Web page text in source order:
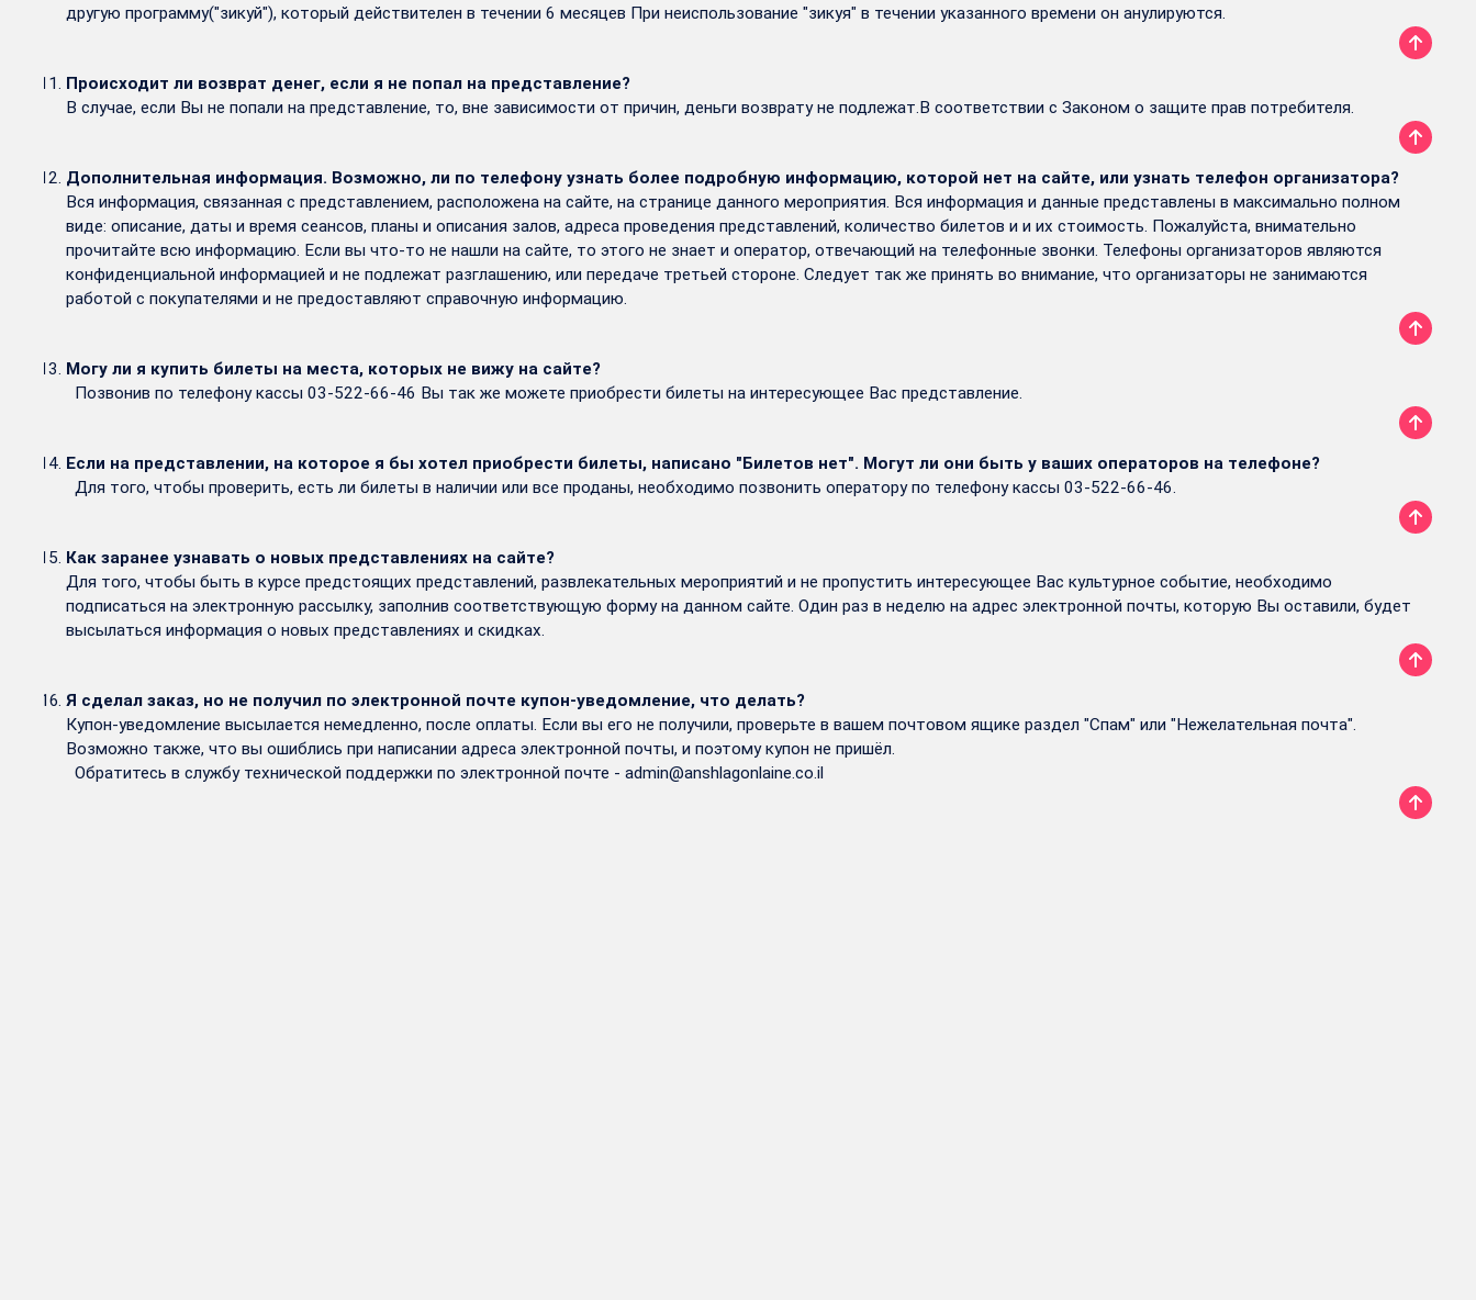
другую программу("зикуй"), который действителен в течении 6 месяцев При неиспользование "зикуя" в течении указанного времени он анулируются.
Происходит ли возврат денег, если я не попал на представление?
В случае, если Вы не попали на представление, то, вне зависимости от причин, деньги возврату не подлежат.В соответствии с Законом о защите прав потребителя.
Дополнительная информация. Возможно, ли по телефону узнать более подробную информацию, которой нет на сайте, или узнать телефон организатора?
Вся информация, связанная с представлением, расположена на сайте, на странице данного мероприятия. Вся информация и данные представлены в максимально полном
виде: описание, даты и время сеансов, планы и описания залов, адреса проведения представлений, количество билетов и и их стоимость. Пожалуйста, внимательно
прочитайте всю информацию. Если вы что-то не нашли на сайте, то этого не знает и оператор, отвечающий на телефонные звонки. Телефоны организаторов являются
конфиденциальной информацией и не подлежат разглашению, или передаче третьей стороне. Следует так же принять во внимание, что организаторы не занимаются
работой с покупателями и не предоставляют справочную информацию.
Могу ли я купить билеты на места, которых не вижу на сайте?
Позвонив по телефону кассы 03-522-66-46 Вы так же можете приобрести билеты на интересующее Вас представление.
Если на представлении, на которое я бы хотел приобрести билеты, написано "Билетов нет". Могут ли они быть у ваших операторов на телефоне?
Для того, чтобы проверить, есть ли билеты в наличии или все проданы, необходимо позвонить оператору по телефону кассы 03-522-66-46.
Как заранее узнавать о новых представлениях на сайте?
Для того, чтобы быть в курсе предстоящих представлений, развлекательных мероприятий и не пропустить интересующее Вас культурное событие, необходимо
подписаться на электронную рассылку, заполнив соответствующую форму на данном сайте. Один раз в неделю на адрес электронной почты, которую Вы оставили, будет
высылаться информация о новых представлениях и скидках.
Я сделал заказ, но не получил по электронной почте купон-уведомление, что делать?
Купон-уведомление высылается немедленно, после оплаты. Если вы его не получили, проверьте в вашем почтовом ящике раздел "Спам" или "Нежелательная почта".
Возможно также, что вы ошиблись при написании адреса электронной почты, и поэтому купон не пришёл.
Обратитесь в службу технической поддержки по электронной почте - admin@anshlagonlaine.co.il